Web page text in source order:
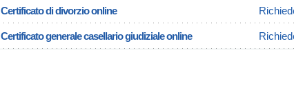
Certificato di divorzio online
Certificato generale casellario giudiziale online